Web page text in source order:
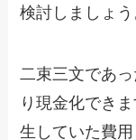
検討しましょう
二束三文であ
り現金化でき
生していた費